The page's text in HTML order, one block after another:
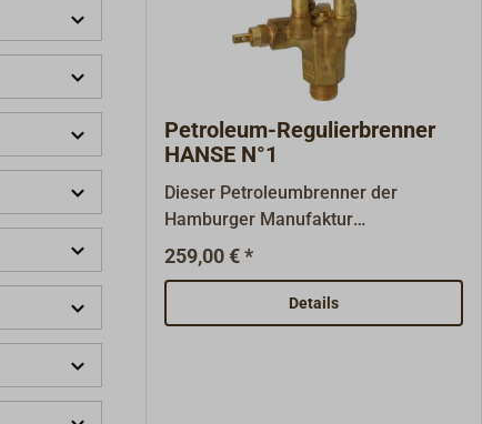
(1)
(19)
Petroleum-Regulierbrenner
HANSE N°1
Dieser Petroleumbrenner der
Hamburger Manufaktur
WEIMEISTER kann problemlos in den
klassischen Herden, Öfen und
Petroleumkochern von HANSE,
OPTIMUS, TAYLOR's und GENIOL
259,00 € *
Details